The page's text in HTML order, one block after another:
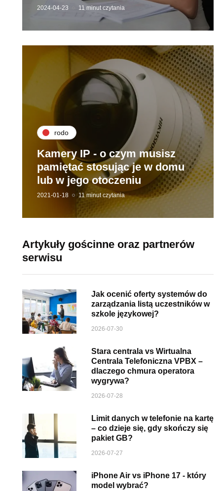
2024-04-23 11 minut czytania
rodo
Kamery IP - o czym musisz
pamiętać stosując je w domu
lub w jego otoczeniu
2021-01-18 11 minut czytania
Artykuły gościnne oraz partnerów
serwisu
Jak ocenić oferty systemów do
zarządzania listą uczestników w
szkole językowej?
2026-07-30
Stara centrala vs Wirtualna
Centrala Telefoniczna VPBX –
dlaczego chmura operatora
wygrywa?
2026-07-28
Limit danych w telefonie na kartę
– co dzieje się, gdy skończy się
pakiet GB?
2026-07-27
iPhone Air vs iPhone 17 - który
model wybrać?